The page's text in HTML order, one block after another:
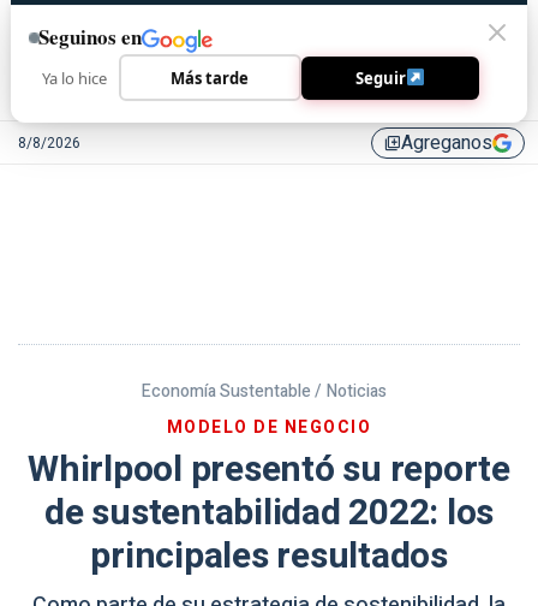
8/8/2026 library_addAgreganos
Economía Sustentable / Noticias
MODELO DE NEGOCIO
Whirlpool presentó su reporte
de sustentabilidad 2022: los
principales resultados
Seguinos en
Ya lo hice Más tarde Seguir